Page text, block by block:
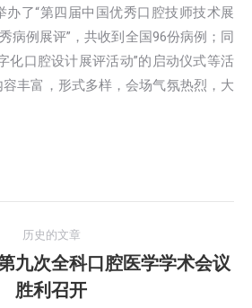
了“第四届中国优秀口腔技师技术展
病例展评”，共收到全国96份病例；同
化口腔设计展评活动”的启动仪式等活
丰富，形式多样，会场气氛热烈，大
历史的文章
历
史
九次全科口腔医学学术会议
胜利召开